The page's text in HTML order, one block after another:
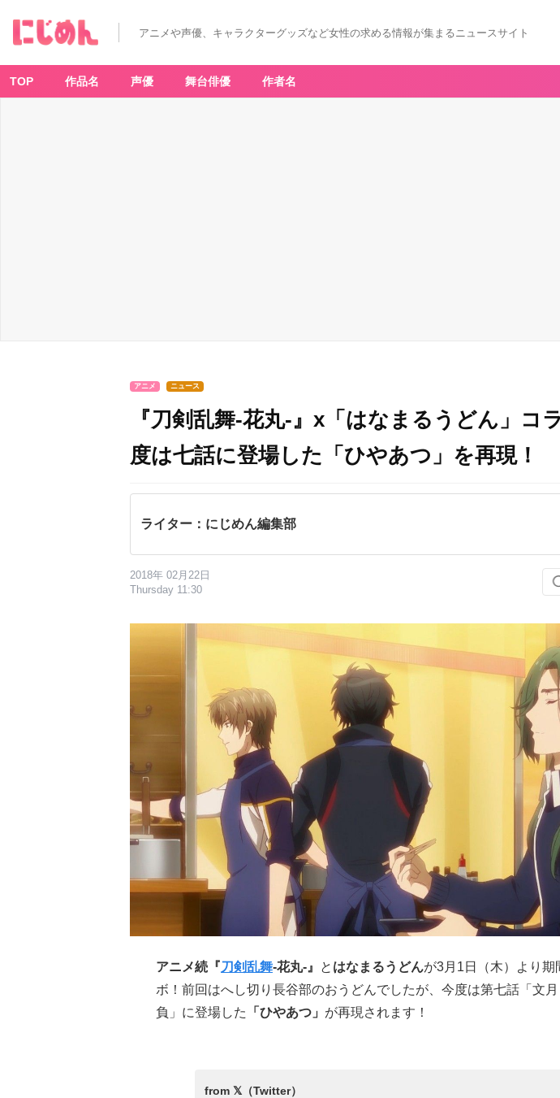
アニメや声優、キャラクターグッズなど女性の求める情報が集まるニュースサイト
TOP 作品名 声優 舞台俳優 作者名
アニメ ニュース
『刀剣乱舞-花丸-』x「はなまるうどん」コ
度は七話に登場した「ひやあつ」を再現！
ライター：にじめん編集部
2018年 02月22日
Thursday 11:30
アニメ続『刀剣乱舞-花丸-』 と はなまるうどんが3月1日（木）より期
ボ！前回はへし切り長谷部のおうどんでしたが、今度は第七話「文
負」に登場した
「ひやあつ」 が再現されます！